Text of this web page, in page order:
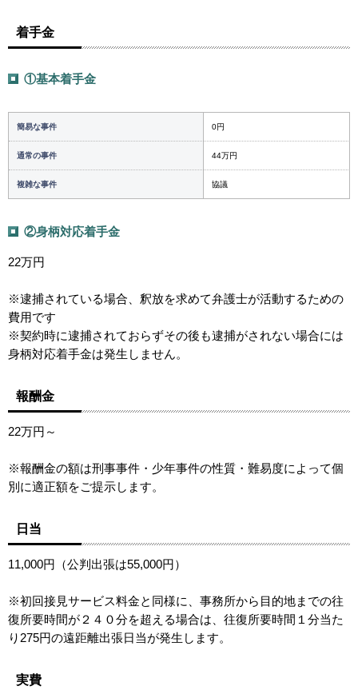
着手金
①基本着手金
簡易な事件 0円
通常の事件 44万円
複雑な事件 協議
②身柄対応着手金
22万円
※逮捕されている場合、釈放を求めて弁護士が活動するための
費用です
※契約時に逮捕されておらずその後も逮捕がされない場合には
身柄対応着手金は発生しません。
報酬金
22万円～
※報酬金の額は刑事事件・少年事件の性質・難易度によって個
別に適正額をご提示します。
日当
11,000円（公判出張は55,000円）
※初回接見サービス料金と同様に、事務所から目的地までの往
復所要時間が２４０分を超える場合は、往復所要時間１分当た
り275円の遠距離出張日当が発生します。
実費